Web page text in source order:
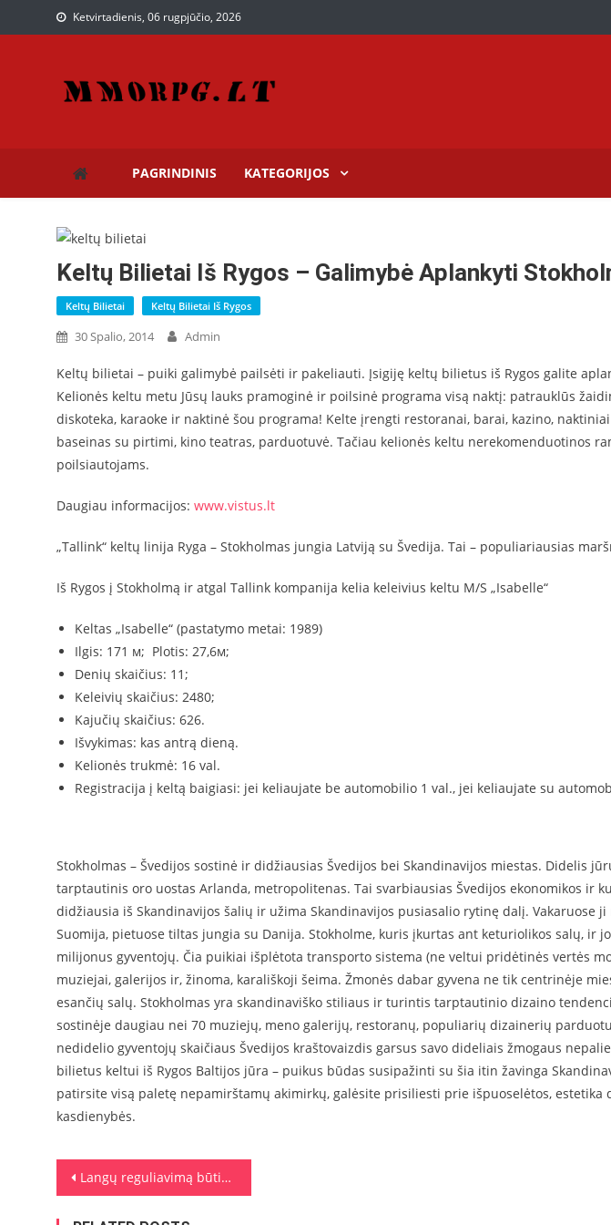
Ketvirtadienis, 06 rugpjūčio, 2026
PAGRINDINIS KATEGORIJOS
Keltų Bilietai Iš Rygos – Galimybė Aplankyti
Keltų Bilietai Keltų Bilietai Iš Rygos
30 Spalio, 2014 Admin
Keltų bilietai – puiki galimybė pailsėti ir pakeliauti. Įsigiję keltų bilietus iš Rygos galite
Kelionės keltu metu Jūsų lauks pramoginė ir poilsinė programa visą naktį: patrauklūs
diskoteka, karaoke ir naktinė šou programa! Kelte įrengti restoranai, barai, kazino,
baseinas su pirtimi, kino teatras, parduotuvė. Tačiau kelionės keltu nerekomenduotinos
poilsiautojams.
Daugiau informacijos: www.vistus.lt
„Tallink“ keltų linija Ryga – Stokholmas jungia Latviją su Švedija. Tai – populiariausias
Iš Rygos į Stokholmą ir atgal Tallink kompanija kelia keleivius keltu M/S „Isabelle“
Keltas „Isabelle“ (pastatymo metai: 1989)
Ilgis: 171 м; Plotis: 27,6м;
Denių skaičius: 11;
Keleivių skaičius: 2480;
Kajučių skaičius: 626.
Išvykimas: kas antrą dieną.
Kelionės trukmė: 16 val.
Registracija į keltą baigiasi: jei keliaujate be automobilio 1 val., jei keliaujate su
Stokholmas – Švedijos sostinė ir didžiausias Švedijos bei Skandinavijos miestas. Didelis
tarptautinis oro uostas Arlanda, metropolitenas. Tai svarbiausias Švedijos ekonomikos ir
didžiausia iš Skandinavijos šalių ir užima Skandinavijos pusiasalio rytinę dalį. Vakaruose
Suomija, pietuose tiltas jungia su Danija. Stokholme, kuris įkurtas ant keturiolikos salų, ir
milijonus gyventojų. Čia puikiai išplėtota transporto sistema (ne veltui pridėtinės vertės
muziejai, galerijos ir, žinoma, karališkoji šeima. Žmonės dabar gyvena ne tik centrinėje
esančių salų. Stokholmas yra skandinaviško stiliaus ir turintis tarptautinio dizaino
sostinėje daugiau nei 70 muziejų, meno galerijų, restoranų, populiarių dizainerių
nedidelio gyventojų skaičiaus Švedijos kraštovaizdis garsus savo dideliais žmogaus
bilietus keltui iš Rygos Baltijos jūra – puikus būdas susipažinti su šia itin žavinga
patirsite visą paletę nepamirštamų akimirkų, galėsite prisiliesti prie išpuoselėtos, estetika
kasdienybės.
Navigacija tarp įrašų
Langų reguliavimą būtina atlikti profilaktiškai